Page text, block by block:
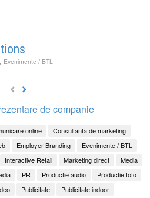
, Evenimente / BTL
de companie
online
Consultanta de marketing
Employer Branding
Evenimente / BTL
Interactive Retail Marketing direct
Media
PR Productie audio
Productie foto
Publicitate
Publicitate indoor